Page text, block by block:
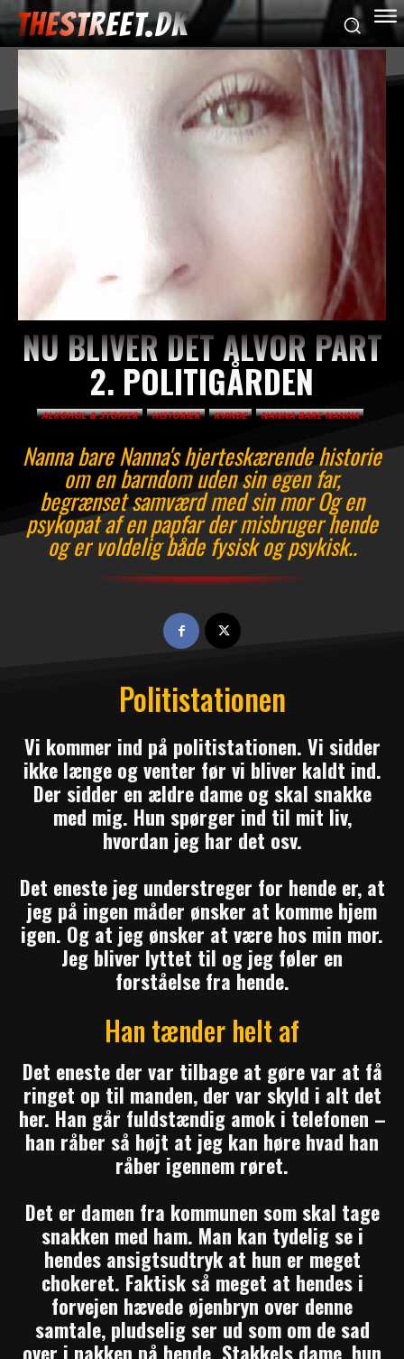
THESTREET.DK
NU BLIVER DET ALVOR PART
2. POLITIGÅRDEN
ALKOHOL & STOFFER HISTORIER KVINDE NANNA BARE NANNA
Nanna bare Nanna's hjerteskærende historie
om en barndom uden sin egen far,
begrænset samværd med sin mor Og en
psykopat af en papfar der misbruger hende
og er voldelig både fysisk og psykisk..
Politistationen
Vi kommer ind på politistationen. Vi sidder
ikke længe og venter før vi bliver kaldt ind.
Der sidder en ældre dame og skal snakke
med mig. Hun spørger ind til mit liv,
hvordan jeg har det osv.
Det eneste jeg understreger for hende er, at
jeg på ingen måder ønsker at komme hjem
igen. Og at jeg ønsker at være hos min mor.
Jeg bliver lyttet til og jeg føler en
forståelse fra hende.
Han tænder helt af
Det eneste der var tilbage at gøre var at få
ringet op til manden, der var skyld i alt det
her. Han går fuldstændig amok i telefonen –
han råber så højt at jeg kan høre hvad han
råber igennem røret.
Det er damen fra kommunen som skal tage
snakken med ham. Man kan tydelig se i
hendes ansigtsudtryk at hun er meget
chokeret. Faktisk så meget at hendes i
forvejen hævede øjenbryn over denne
samtale, pludselig ser ud som om de sad
over i nakken på hende. Stakkels dame, hun